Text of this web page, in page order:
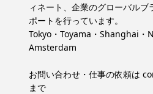
ィネート、企業のグローバル
ポートを行っています。
Tokyo・Toyama・Shanghai・
Amsterdam
お問い合わせ・仕事の依頼は
まで